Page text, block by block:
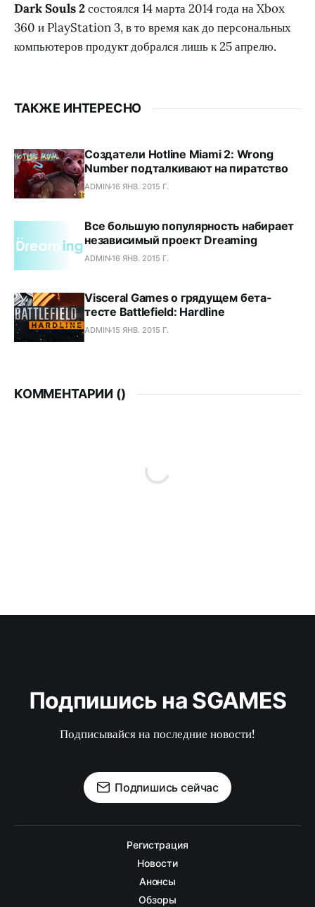
Dark Souls 2состоялся 14 марта 2014 года на Xbox
360 и PlayStation 3, в то время как до персональных
компьютеров продукт добрался лишь к 25 апрелю.
ТАКЖЕ ИНТЕРЕСНО
Создатели Hotline Miami 2: Wrong
Number подталкивают на пиратство
ADMIN16 ЯНВ. 2015 Г.
Все большую популярность набирает
независимый проект Dreaming
ADMIN16 ЯНВ. 2015 Г.
Visceral Games о грядущем бета-
тесте Battlefield: Hardline
ADMIN15 ЯНВ. 2015 Г.
КОММЕНТАРИИ ()
Подпишись на SGAMES
Подписывайся на последние новости!
Подпишись сейчас
Регистрация
Новости
Анонсы
Обзоры